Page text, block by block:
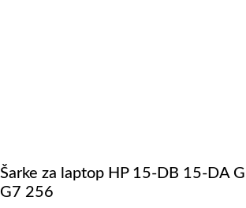
Šarke za laptop HP 15-DB 15-DA
G7 256